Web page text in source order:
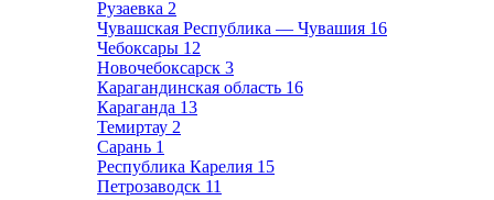
Рузаевка 2
Чувашская Республика — Чувашия 16
Чебоксары 12
Новочебоксарск 3
Карагандинская область 16
Караганда 13
Темиртау 2
Сарань 1
Республика Карелия 15
Петрозаводск 11